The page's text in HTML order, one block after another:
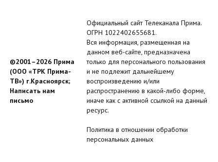
©2001–2026 Прима
(ООО «ТРК Прима-
ТВ») г.Красноярск;
Написать нам
письмо
Официальный сайт Телеканала Прима.
ОГРН 1022402655681.
Вся информация, размещенная на
данном веб-сайте, предназначена
только для персонального пользования
и не подлежит дальнейшему
воспроизведению и/или
распространению в какой-либо форме,
иначе как с активной ссылкой на данный
ресурс.
Политика в отношении обработки
персональных данных